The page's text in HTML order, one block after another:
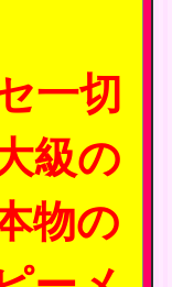
一切
級の
物の